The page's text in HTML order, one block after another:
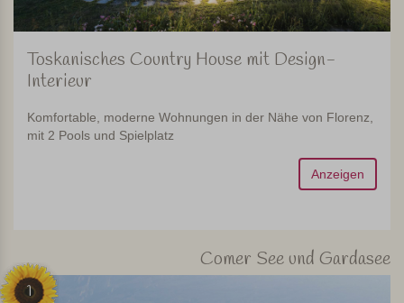
Toskanisches Country House mit Design-
Interieur
Komfortable, moderne Wohnungen in der Nähe von Florenz,
mit 2 Pools und Spielplatz
Anzeigen
Comer See und Gardasee
1